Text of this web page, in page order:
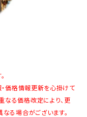
価格情報更新を心掛けて
なる価格改定により、更
る場合がございます。